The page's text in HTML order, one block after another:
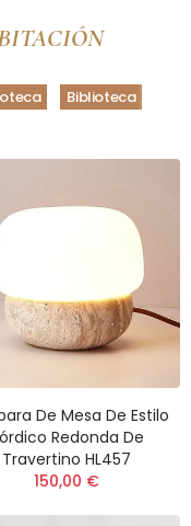
Biblioteca
De Mesa De Estilo
Redonda De
Travertino HL457
150,00 €